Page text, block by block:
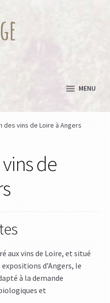
MENU
des vins de Loire à Angers
de
aux vins de Loire, et situé
d’Angers, le
à la demande
et